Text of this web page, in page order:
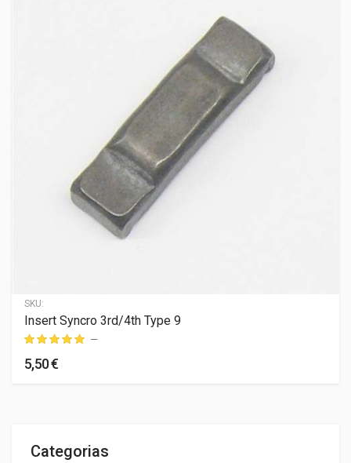
Categorias
SKU:
Insert Syncro 3rd/4th Type 9
—
5,50 €